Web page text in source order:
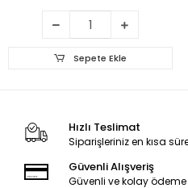
Sepete Ekle
Hızlı Teslimat
Siparişleriniz en kısa
Güvenli Alışveriş
Güvenli ve kolay